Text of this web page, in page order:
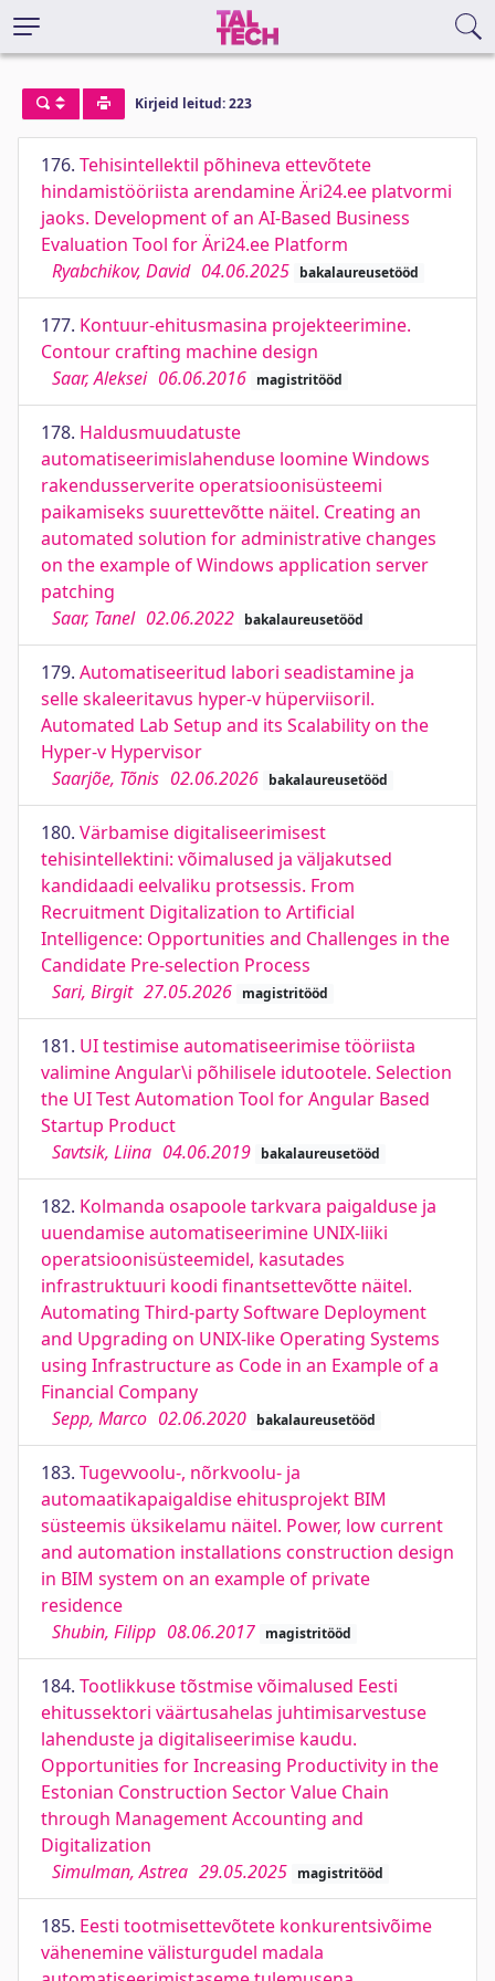
Kirjeid leitud: 223
176. Tehisintellektil põhineva ettevõtete
hindamistööriista arendamine Äri24.ee platvormi
jaoks. Development of an AI-Based Business
Evaluation Tool for Äri24.ee Platform
Ryabchikov, David 04.06.2025 bakalaureusetööd
177. Kontuur-ehitusmasina projekteerimine.
Contour crafting machine design
Saar, Aleksei 06.06.2016 magistritööd
178. Haldusmuudatuste
automatiseerimislahenduse loomine Windows
rakendusserverite operatsioonisüsteemi
paikamiseks suurettevõtte näitel. Creating an
automated solution for administrative changes
on the example of Windows application server
patching
Saar, Tanel 02.06.2022 bakalaureusetööd
179. Automatiseeritud labori seadistamine ja
selle skaleeritavus hyper-v hüperviisoril.
Automated Lab Setup and its Scalability on the
Hyper-v Hypervisor
Saarjõe, Tõnis 02.06.2026 bakalaureusetööd
180. Värbamise digitaliseerimisest
tehisintellektini: võimalused ja väljakutsed
kandidaadi eelvaliku protsessis. From
Recruitment Digitalization to Artificial
Intelligence: Opportunities and Challenges in the
Candidate Pre-selection Process
Sari, Birgit 27.05.2026 magistritööd
181. UI testimise automatiseerimise tööriista
valimine Angular\i põhilisele idutootele. Selection
the UI Test Automation Tool for Angular Based
Startup Product
Savtsik, Liina 04.06.2019 bakalaureusetööd
182. Kolmanda osapoole tarkvara paigalduse ja
uuendamise automatiseerimine UNIX-liiki
operatsioonisüsteemidel, kasutades
infrastruktuuri koodi finantsettevõtte näitel.
Automating Third-party Software Deployment
and Upgrading on UNIX-like Operating Systems
using Infrastructure as Code in an Example of a
Financial Company
Sepp, Marco 02.06.2020 bakalaureusetööd
183. Tugevvoolu-, nõrkvoolu- ja
automaatikapaigaldise ehitusprojekt BIM
süsteemis üksikelamu näitel. Power, low current
and automation installations construction design
in BIM system on an example of private
residence
Shubin, Filipp 08.06.2017 magistritööd
184. Tootlikkuse tõstmise võimalused Eesti
ehitussektori väärtusahelas juhtimisarvestuse
lahenduste ja digitaliseerimise kaudu.
Opportunities for Increasing Productivity in the
Estonian Construction Sector Value Chain
through Management Accounting and
Digitalization
Simulman, Astrea 29.05.2025 magistritööd
185. Eesti tootmisettevõtete konkurentsivõime
vähenemine välisturgudel madala